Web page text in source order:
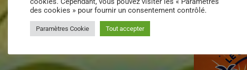
INFOS
des cookies » pour fournir un consentement contrôlé.
Paramètres Cookie Tout accepter